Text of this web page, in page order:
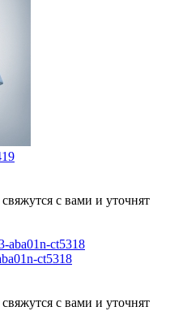
с вами и уточнят
ct5318
с вами и уточнят